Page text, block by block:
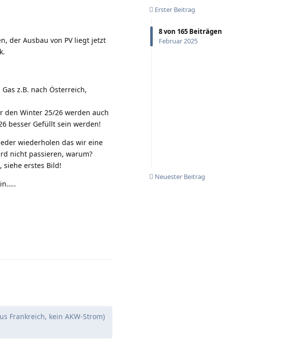
Erster Beitrag
8von 165 Beiträgen
Februar 2025
Neuester Beitrag
der Ausbau von PV liegt jetzt
z.B. nach Österreich,
den Winter 25/26 werden auch
besser Gefüllt sein werden!
wiederholen das wir eine
nicht passieren, warum?
siehe erstes Bild!
Frankreich, kein AKW-Strom)